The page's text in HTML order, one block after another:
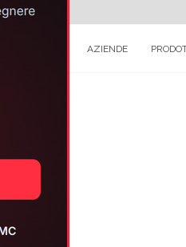
AZIENDE